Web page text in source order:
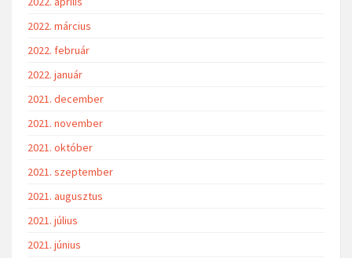
2022. március
2022. február
2022. január
2021. december
2021. november
2021. október
2021. szeptember
2021. augusztus
2021. július
2021. június